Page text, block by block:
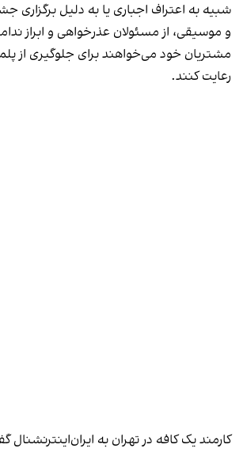
شبیه به اعتراف اجباری یا به دلیل برگزاری
و موسیقی، از مسئولان عذرخواهی و ابراز
مشتریان خود می‌خواهند برای جلوگیری از
رعایت کنند.
کارمند یک کافه در تهران به